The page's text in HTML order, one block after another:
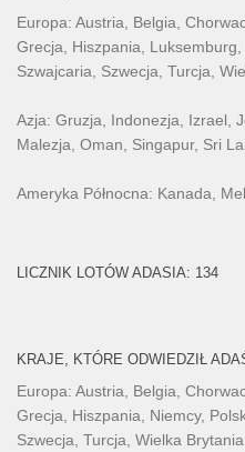
Europa: Austria, Belgia,
Grecja, Hiszpania, Luksemburg,
Szwajcaria, Szwecja, Turcja,
Azja: Gruzja, Indonezja, Izrael,
Malezja, Oman, Singapur, Sri
Ameryka Północna: Kanada,
LICZNIK LOTÓW ADASIA: 134
KRAJE, KTÓRE ODWIEDZIŁ
Europa: Austria, Belgia,
Grecja, Hiszpania, Niemcy,
Szwecja, Turcja, Wielka